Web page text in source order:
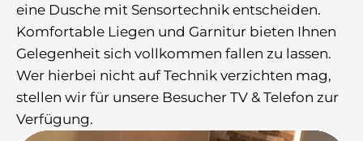
eine Dusche mit Sensortechnik entscheiden.
Komfortable Liegen und Garnitur bieten Ihnen
Gelegenheit sich vollkommen fallen zu lassen.
Wer hierbei nicht auf Technik verzichten mag,
stellen wir für unsere Besucher TV & Telefon zur
Verfügung.